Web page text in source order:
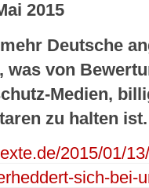
2015
Deutsche
von
Medien,
zu halten ist.
2015/01/
sich-bei-